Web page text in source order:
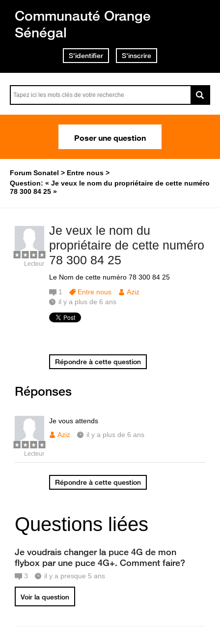
Communauté Orange
Sénégal
S'identifier S'inscrire
Poser une question
Forum Sonatel
Entre nous
Question: « Je veux le nom du propriétaire de cette numéro
78 300 84 25 »
Je veux le nom du
propriétaire de cette numéro
78 300 84 25
Le Nom de cette numéro 78 300 84 25
Lecteur
1 Entre nous
Aziz
il y a plus de 6 ans
Répondre à cette question
Réponses
Lecteur
Je vous attends
Aziz
il y a plus de 6 ans
Répondre à cette question
Questions liées
Je voudrais changer la puce 4G de mon
flybox par une puce 4G+. Comment faire?
3 il y a presque 5 ans
Voir la question